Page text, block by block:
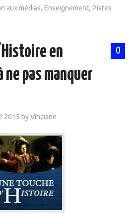
aux médias, Enseignement, Pistes
0
en
ne pas manquer
2015 byVinciane